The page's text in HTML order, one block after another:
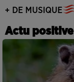
+ DE MUSIQUE
Actu positive